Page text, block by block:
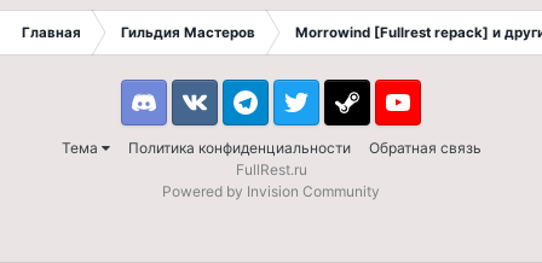
Главная Гильдия Мастеров Morrowind [Fullrest repack] и
Тема Политика конфиденциальности Обратная связь
DiscordVK TelegramTwitter Steam Youtube
FullRest.ru
Powered by Invision Community